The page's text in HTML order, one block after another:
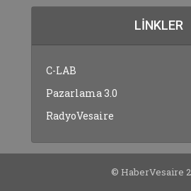
LINKLER
C-LAB
Pazarlama 3.0
RadyoVesaire
© HaberVesaire